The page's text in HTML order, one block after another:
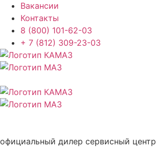
Вакансии
Контакты
8 (800) 101-62-03
+ 7 (812) 309-23-03
официальный дилер сервисный центр